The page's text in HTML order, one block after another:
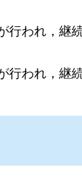
われ，継
われ，継